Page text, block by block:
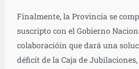
Finalmente, la Provincia se
suscripto con el Gobierno
colaboracióin que dará una
déficit de la Caja de